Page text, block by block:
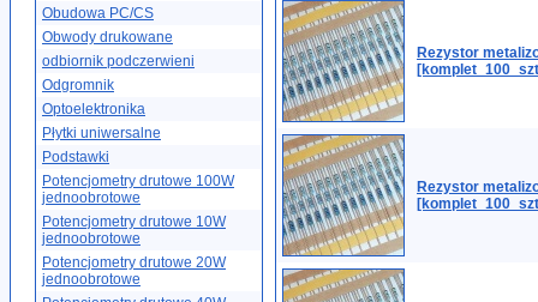
Obudowa PC/CS
Obwody drukowane
odbiornik podczerwieni
Odgromnik
Optoelektronika
Płytki uniwersalne
Podstawki
Potencjometry drutowe 100W
jednoobrotowe
Potencjometry drutowe 10W
jednoobrotowe
Potencjometry drutowe 20W
jednoobrotowe
Rezystor
Rezystor